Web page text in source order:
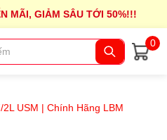
MÃI, GIẢM SÂU TỚI 50%!!!
0
USM | Chính Hãng LBM